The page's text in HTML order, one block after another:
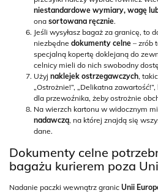
niestandardowe wymiary, wagę
ona sortowana ręcznie.
Jeśli wysyłasz bagaż za granicę, to
niezbędne dokumenty celne – zrób
specjalną kopertę doklejaną do
celnicy mieli do nich swobodny
Użyj naklejek ostrzegawczych,
„Ostrożnie!”, „Delikatna
dla przewoźnika, żeby ostrożnie
Na wierzch kartonu w widocznym
nadawczą, na której znajdą się
dane.
Dokumenty celne
bagażu kurierem poza
Nadanie paczki wewnątrz granic Unii